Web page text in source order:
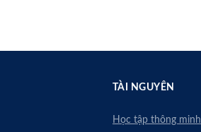
TÀI NGUYÊN
Học tập thông minh